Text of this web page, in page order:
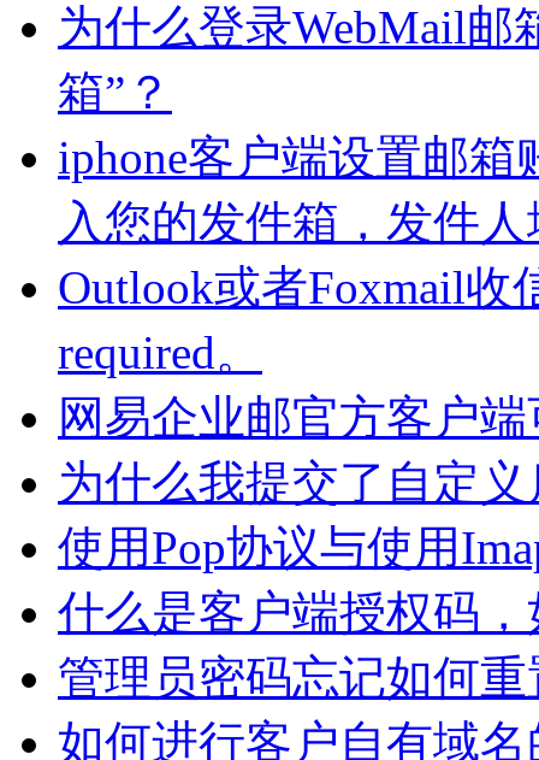
为什么登录WebMail邮
箱”？
iphone客户端设置邮
入您的发件箱，发件
Outlook或者Foxmail收
required。
网易企业邮官方客户
为什么我提交了自定
使用Pop协议与使用
什么是客户端授权码
管理员密码忘记如何重
如何进行客户自有域名